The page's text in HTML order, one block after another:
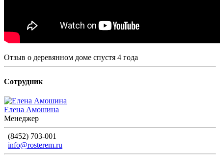
Отзыв о деревянном доме спустя 4 года
Сотрудник
Елена Амошина
Менеджер
(8452) 703-001
info@rosterem.ru